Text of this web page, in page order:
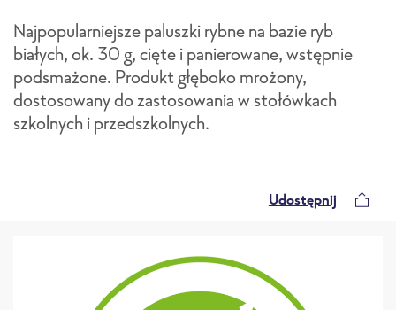
Najpopularniejsze paluszki rybne na bazie ryb
białych, ok. 30 g, cięte i panierowane, wstępnie
podsmażone. Produkt głęboko mrożony,
dostosowany do zastosowania w stołówkach
szkolnych i przedszkolnych.
Udostępnij